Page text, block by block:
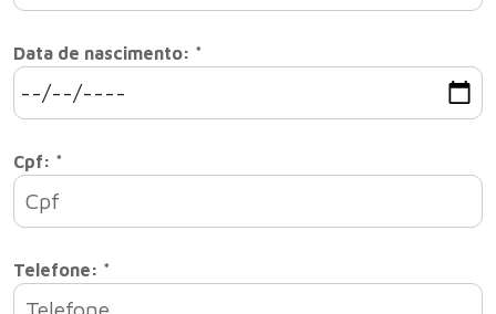
Data de nascimento: *
Cpf: *
Telefone: *